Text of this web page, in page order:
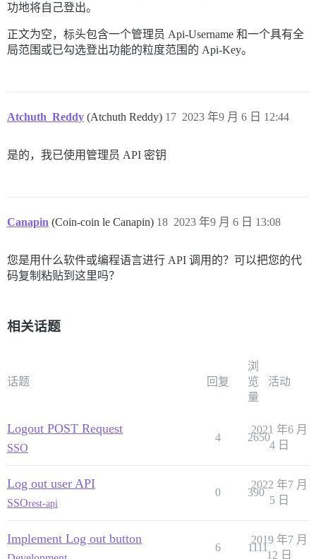
功地将自己登出。
正文为空，标头包含一个管理员 Api-Username 和一个具有全
局范围或已勾选登出功能的粒度范围的 Api-Key。
Atchuth_Reddy (Atchuth Reddy) 2023 年9 月 6 日 12:44
17
是的，我已使用管理员 API 密钥
Canapin (Coin-coin le Canapin) 2023 年9 月 6 日 13:08
18
您是用什么软件或编程语言进行 API 调用的？可以把您的代
码复制粘贴到这里吗？
相关话题
话题 回复
浏
览
量
活动
Logout POST Request
SSO
4 2650
2021 年6 月
4 日
Log out user API
SSOrest-api
0 390
2022 年7 月
5 日
Implement Log out button
6 1111
2019 年7 月
12 日